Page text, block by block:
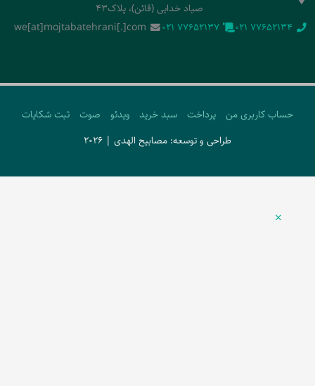
صیاد خدایی (قائن)، پلاک43
‭021 77652134‬
‭021 77652137‬
we[at]mojtabatehrani[.]com
حساب کاربری من پرداخت سبد خرید ویدئو صوت
ثبت شکایات
طراحی و توسعه: مصابیح الهدی | 2026